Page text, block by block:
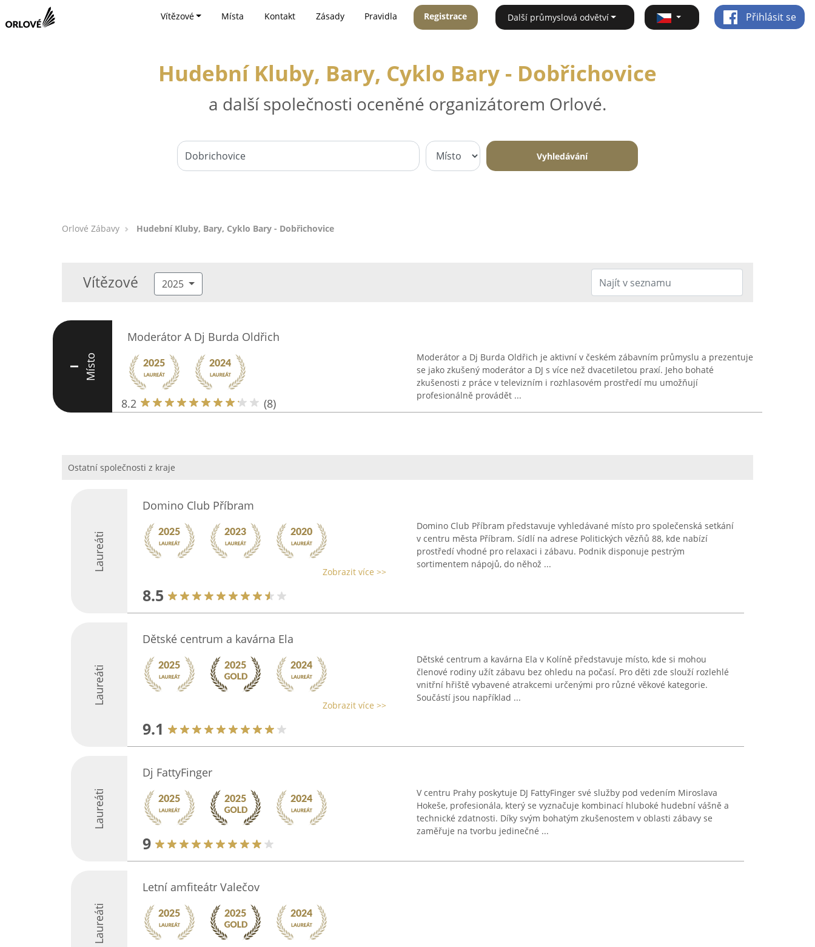
Vítězové Místa Kontakt Zásady Pravidla Registrace Další průmyslová odvětví Přihlásit se
Hudební Kluby, Bary, Cyklo Bary - Dobřichovice
a další společnosti oceněné organizátorem Orlové.
Vyhledávání
Orlové Zábavy Hudební Kluby, Bary, Cyklo Bary - Dobřichovice
Vítězové 2025
I Místo
Moderátor A Dj Burda Oldřich
8.2 (8)
Moderátor a Dj Burda Oldřich je aktivní v českém zábavním průmyslu a prezentuje
se jako zkušený moderátor a DJ s více než dvacetiletou praxí. Jeho bohaté
zkušenosti z práce v televizním i rozhlasovém prostředí mu umožňují
profesionálně provádět ...
Ostatní společnosti z kraje
Laureáti
Domino Club Příbram
Zobrazit více >>
8.5
Domino Club Příbram představuje vyhledávané místo pro společenská setkání
v centru města Příbram. Sídlí na adrese Politických vězňů 88, kde nabízí
prostředí vhodné pro relaxaci i zábavu. Podnik disponuje pestrým
sortimentem nápojů, do něhož ...
Laureáti
Dětské centrum a kavárna Ela
Zobrazit více >>
9.1
Dětské centrum a kavárna Ela v Kolíně představuje místo, kde si mohou
členové rodiny užít zábavu bez ohledu na počasí. Pro děti zde slouží rozlehlé
vnitřní hřiště vybavené atrakcemi určenými pro různé věkové kategorie.
Součástí jsou například ...
Laureáti
Dj FattyFinger
9
V centru Prahy poskytuje DJ FattyFinger své služby pod vedením Miroslava
Hokeše, profesionála, který se vyznačuje kombinací hluboké hudební vášně a
technické zdatnosti. Díky svým bohatým zkušenostem v oblasti zábavy se
zaměřuje na tvorbu jedinečné ...
Laureáti
Letní amfiteátr Valečov